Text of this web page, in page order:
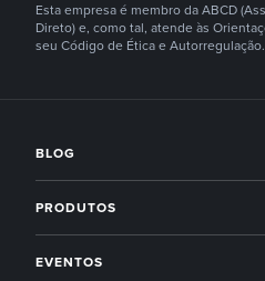
Esta empresa é membro da ABCD
Direto) e, como tal, atende às
seu Código de Ética e Autorregulação.
BLOG
Imobiliárias
PRODUTOS
EVENTOS